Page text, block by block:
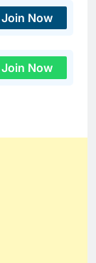
Join Now
Join Now